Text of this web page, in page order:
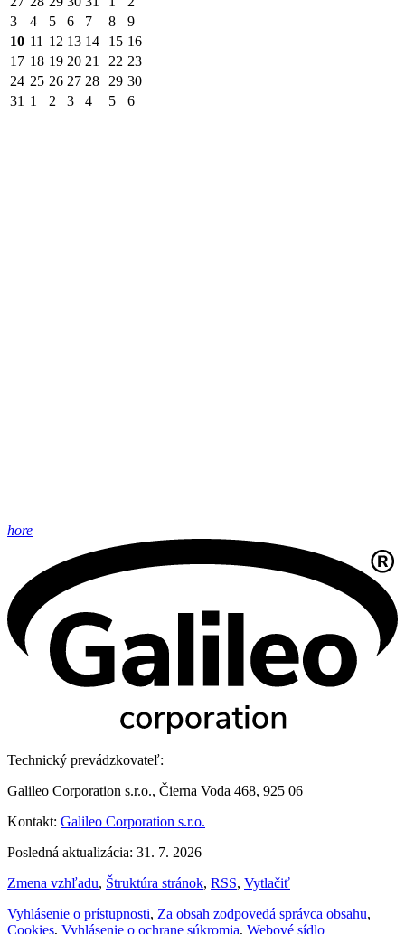
3
4 5 6 7 8
9
10 11 12 13 14 15 16
17 18 19 20 21 22 23
24 25 26 27 28 29 30
31 1 2 3 4 5 6
hore
Technický prevádzkovateľ:
Galileo Corporation s.r.o., Čierna Voda 468, 925 06
Kontakt: Galileo Corporation s.r.o.
Posledná aktualizácia: 31. 7. 2026
Zmena vzhľadu, Štruktúra stránok, RSS, Vytlačiť
Vyhlásenie o prístupnosti, Za obsah zodpovedá správca obsahu,
Cookies, Vyhlásenie o ochrane súkromia, Webové sídlo